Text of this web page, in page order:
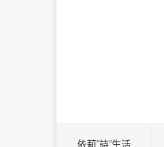
依莉”詩”生活